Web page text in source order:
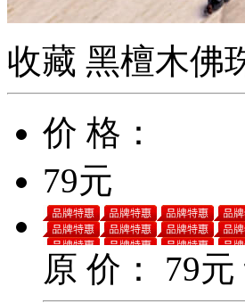
收藏 黑檀木佛
价 格：
79元
原 价： 79元